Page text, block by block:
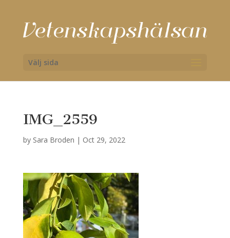
Välj sida
IMG_2559
by Sara Broden | Oct 29, 2022